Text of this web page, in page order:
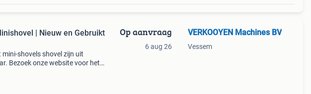
| Nieuw en Gebruikt
mini-shovels shovel zijn uit
Bezoek onze website voor het
Op aanvraag
6 aug 26
VERKOOYEN Machines BV
Vessem